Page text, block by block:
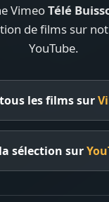
VimeoTélé
de films sur
YouTube.
les films sur
sélection sur